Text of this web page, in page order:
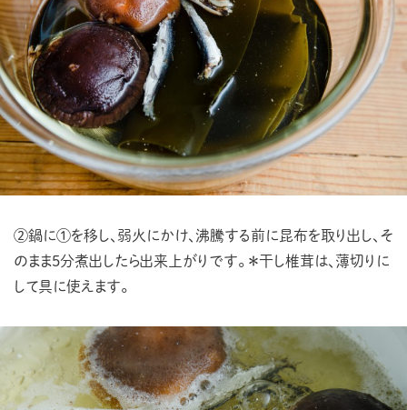
②鍋に①を移し、弱火にかけ、沸騰する前に 昆布を取り出し、そ
のまま5分煮出したら出来上がりです。 ＊干し椎茸は、薄切りに
して具に使えます。